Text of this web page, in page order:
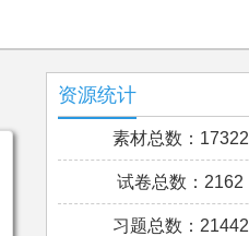
资源统计
素材总数：17322
试卷总数：2162
习题总数：21442